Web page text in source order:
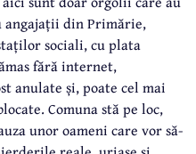
din Primărie,
sociali, cu plata
fără internet,
anulate și, poate cel mai
Comuna stă pe loc,
unor oameni care vor să-